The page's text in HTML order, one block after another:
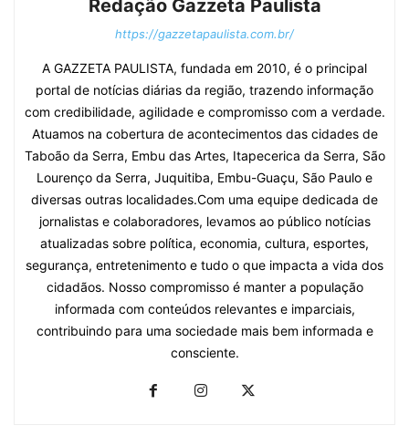
Redação Gazzeta Paulista
https://gazzetapaulista.com.br/
A GAZZETA PAULISTA, fundada em 2010, é o principal
portal de notícias diárias da região, trazendo informação
com credibilidade, agilidade e compromisso com a verdade.
Atuamos na cobertura de acontecimentos das cidades de
Taboão da Serra, Embu das Artes, Itapecerica da Serra, São
Lourenço da Serra, Juquitiba, Embu-Guaçu, São Paulo e
diversas outras localidades.Com uma equipe dedicada de
jornalistas e colaboradores, levamos ao público notícias
atualizadas sobre política, economia, cultura, esportes,
segurança, entretenimento e tudo o que impacta a vida dos
cidadãos. Nosso compromisso é manter a população
informada com conteúdos relevantes e imparciais,
contribuindo para uma sociedade mais bem informada e
consciente.